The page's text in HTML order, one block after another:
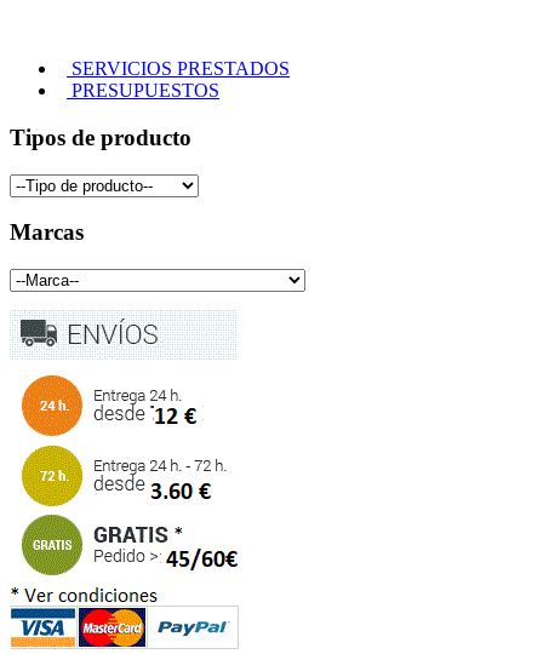
SERVICIOS PRESTADOS
PRESUPUESTOS
Tipos de producto
Marcas